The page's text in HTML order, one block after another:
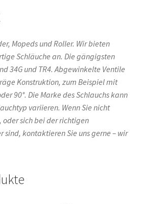
Mopeds und Roller. Wir bieten
Schläuche an. Die gängigsten
34G und TR4. Abgewinkelte Ventile
Konstruktion, zum Beispiel mit
90°. Die Marke des Schlauchs kann
variieren. Wenn Sie nicht
oder sich bei der richtigen
kontaktieren Sie uns gerne – wir